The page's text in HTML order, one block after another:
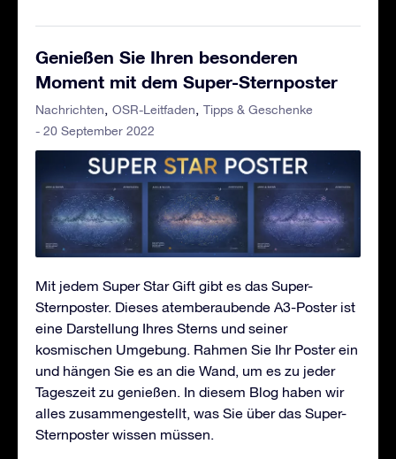
Genießen Sie Ihren besonderen
Moment mit dem Super-Sternposter
Nachrichten OSR-Leitfaden
Tipps & Geschenke
- 20 September 2022
Mit jedem Super Star Gift gibt es das Super-
Sternposter. Dieses atemberaubende A3-Poster ist
eine Darstellung Ihres Sterns und seiner
kosmischen Umgebung. Rahmen Sie Ihr Poster ein
und hängen Sie es an die Wand, um es zu jeder
Tageszeit zu genießen. In diesem Blog haben wir
alles zusammengestellt, was Sie über das Super-
Sternposter wissen müssen.